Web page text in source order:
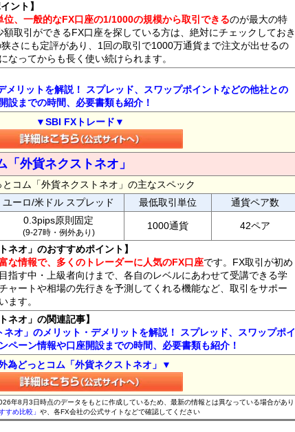
ント】
位、一般的なFX口座の1/1000の規模から取引できるのが最大の特
取引ができるFX口座を探している方は、絶対にチェックしておき
さにも定評があり、1回の取引で1000万通貨まで注文が出せるの
なってからも長く使い続けられます。
メリットを解説！ スプレッド、スワップポイントなどの他社との
設までの時間、必要書類も紹介！
▼SBI FXトレード▼
「外貨ネクストネオ」
とコム「外貨ネクストネオ」の主なスペック
ユーロ/米ドル スプレッド 最低取引単位
通貨ペア数
0.3pips原則固定
(9-27時・例外あり)
1000通貨 42ペア
ネオ」のおすすめポイント】
な情報で、多くのトレーダーに人気のFX口座です。FX取引が初め
指す中・上級者向けまで、各自のレベルにあわせて受講できる学
ャートや相場の先行きを予測してくれる機能など、取引をサポー
ます。
ネオ」の関連記事】
オ」のメリット・デメリットを解説！ スプレッド、スワップポイ
ペーン情報や口座開設までの時間、必要書類も紹介！
為どっとコム「外貨ネクストネオ」▼
年8月3日時点のデータをもとに作成しているため、最新の情報とは異なっている場合があり
すめ比較」 や、各FX会社の公式サイトなどで確認してください